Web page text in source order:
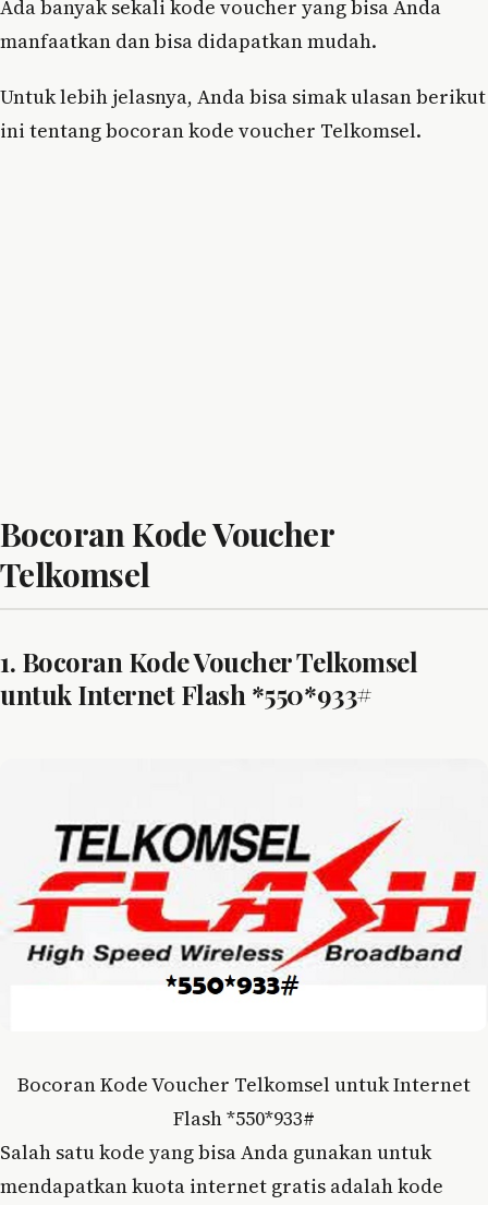
Ada banyak sekali kode voucher yang bisa Anda
manfaatkan dan bisa didapatkan mudah.
Untuk lebih jelasnya, Anda bisa simak ulasan berikut
ini tentang bocoran kode voucher Telkomsel.
Bocoran Kode Voucher
Telkomsel
1. Bocoran Kode Voucher Telkomsel
untuk Internet Flash *550*933#
Bocoran Kode Voucher Telkomsel untuk Internet
Flash *550*933#
Salah satu kode yang bisa Anda gunakan untuk
mendapatkan kuota internet gratis adalah kode